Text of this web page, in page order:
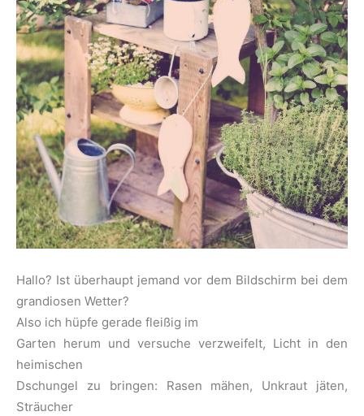
Hallo? Ist überhaupt jemand vor dem Bildschirm bei dem
grandiosen Wetter?
Also ich hüpfe gerade fleißig im
Garten herum und versuche verzweifelt, Licht in den
heimischen
Dschungel zu bringen: Rasen mähen, Unkraut jäten,
Sträucher